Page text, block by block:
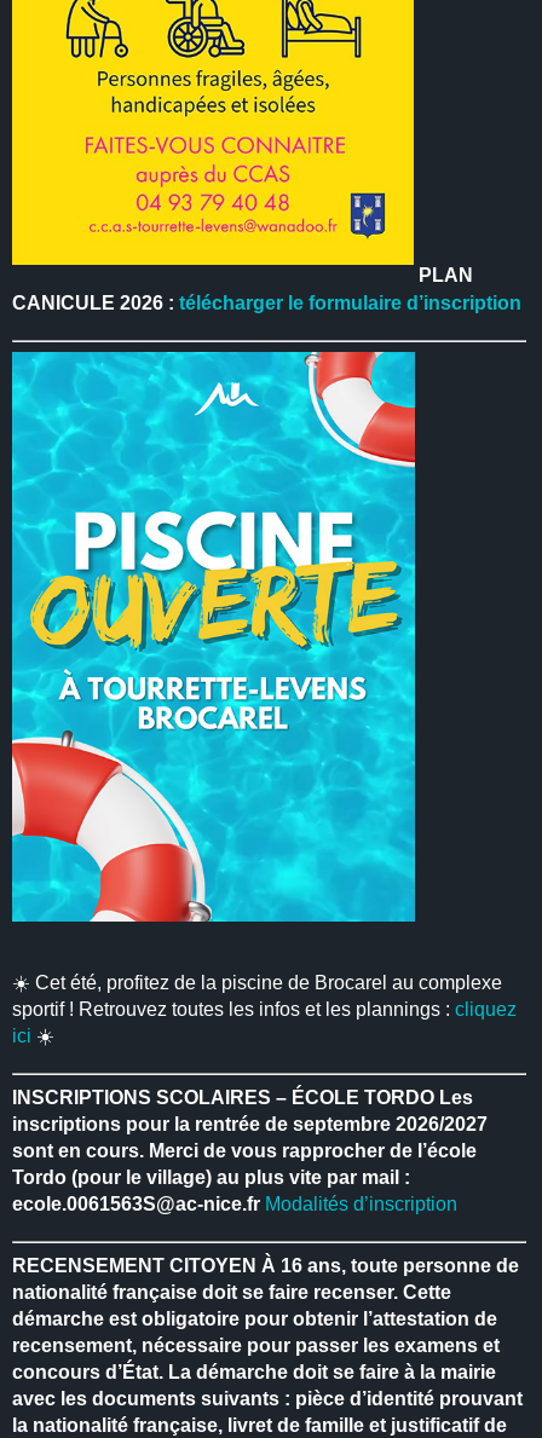
PLAN
CANICULE 2026 :télécharger le formulaire d’inscription
☀️ Cet été, profitez de la piscine de Brocarel au complexe
sportif ! Retrouvez toutes les infos et les plannings :cliquez
ici ☀️
INSCRIPTIONS SCOLAIRES – ÉCOLE TORDO Les
inscriptions pour la rentrée de septembre 2026/2027
sont en cours. Merci de vous rapprocher de l’école
Tordo (pour le village) au plus vite par mail :
ecole.0061563S@ac-nice.fr Modalités d’inscription
RECENSEMENT CITOYEN À 16 ans, toute personne de
nationalité française doit se faire recenser. Cette
démarche est obligatoire pour obtenir l’attestation de
recensement, nécessaire pour passer les examens et
concours d’État. La démarche doit se faire à la mairie
avec les documents suivants : pièce d’identité prouvant
la nationalité française, livret de famille et justificatif de